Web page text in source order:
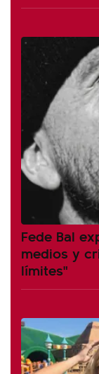
Fede Bal
medios y
límites"